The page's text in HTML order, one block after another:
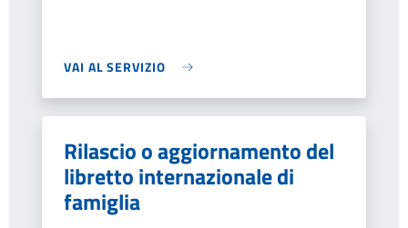
VAI AL SERVIZIO
Rilascio o aggiornamento del
libretto internazionale di
famiglia